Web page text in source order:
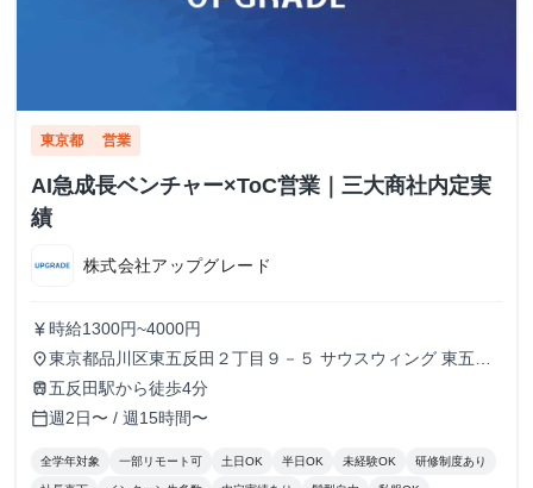
東京都 営業
AI急成長ベンチャー×ToC営業｜三大商社内定実
績
株式会社アップグレード
currency_yen 時給1300円~4000円
place東京都品川区東五反田２丁目９－５ サウスウィング 東五反
田５階
train 五反田駅から徒歩4分
calendar_today週2日〜 / 週15時間〜
全学年対象 一部リモート可 土日OK 半日OK 未経験OK 研修制度あり